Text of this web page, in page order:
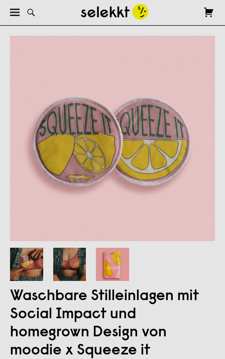
Waschbare Stilleinlagen mit
Social Impact und
homegrown Design von
moodie x Squeeze it